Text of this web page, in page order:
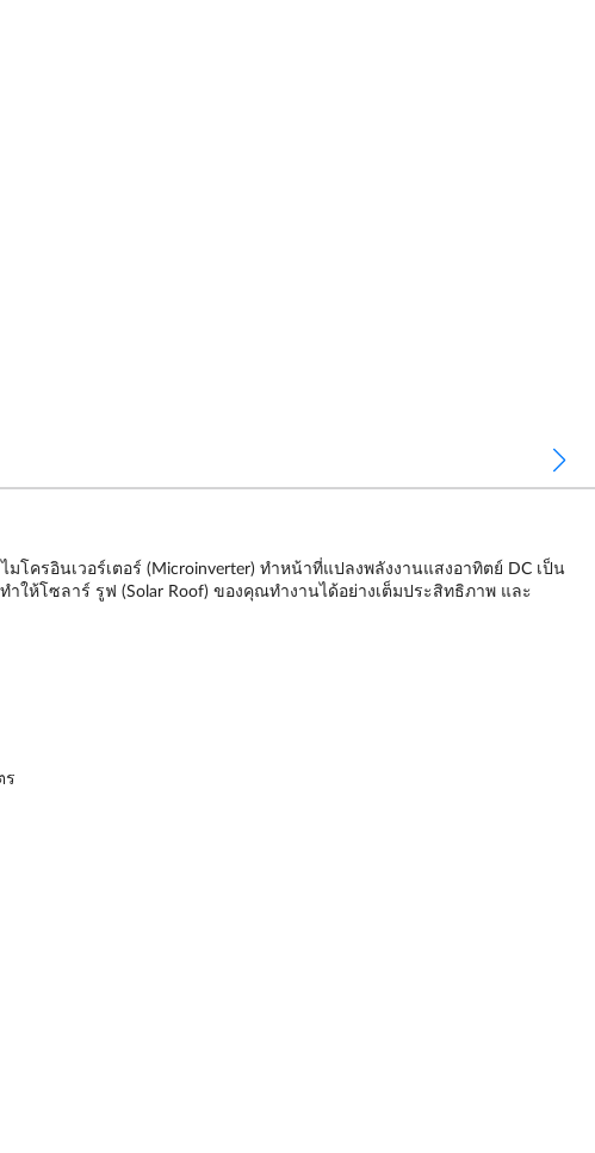
ครอินเวอร์เตอร์ (Microinverter) ทำหน้าที่แปลงพลังงานแสงอาทิตย์ DC เป็น
ให้โซลาร์ รูฟ (Solar Roof) ของคุณทำงานได้อย่างเต็มประสิทธิภาพ และ
ร